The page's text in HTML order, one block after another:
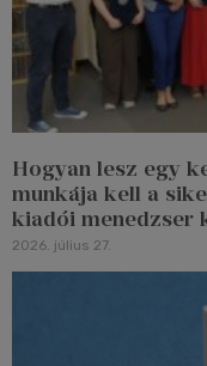
Hogyan lesz egy
munkája kell a
kiadói menedzser
2026. július 27.